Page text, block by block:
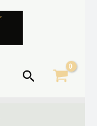
Αναζήτηση